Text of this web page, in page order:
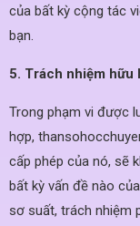
của bất kỳ cộng tác
bạn.
5. Trách nhiệm hữu
Trong phạm vi được
hợp,
cấp phép của nó, sẽ
bất kỳ vấn đề nào
sơ suất, trách nhiệm